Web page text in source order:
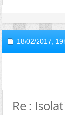
18/02/2017,
Re :